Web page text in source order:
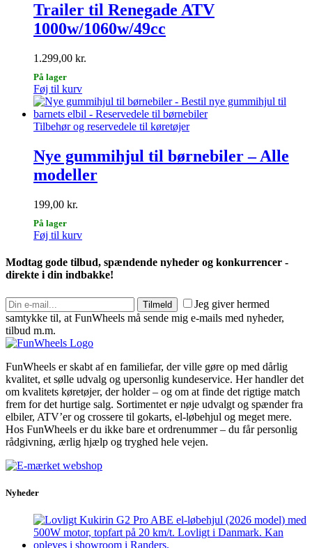
Trailer til Renegade ATV
1000w/1060w/49cc
1.299,00 kr.
På lager
Føj til kurv
Tilbehør og reservedele til køretøjer
Nye gummihjul til børnebiler – Alle
modeller
199,00 kr.
På lager
Føj til kurv
Modtag gode tilbud, spændende nyheder og konkurrencer -
direkte i din indbakke!
Tilmeld
Jeg giver hermed
samtykke til, at FunWheels må sende mig e-mails med nyheder,
tilbud m.m.
FunWheels er skabt af en familiefar, der ville gøre op med dårlig
kvalitet, et sølle udvalg og upersonlig kundeservice. Her handler det
om kvalitets køretøjer, der holder – og om at finde det rigtige match
frem for det hurtige salg. Sortimentet er nøje udvalgt og spænder fra
elbiler, ATV’er og crossere til gokarts, el-løbehjul og meget mere.
Hos FunWheels er du ikke bare et ordrenummer – du får personlig
rådgivning, ærlig hjælp og tryghed hele vejen.
Nyheder